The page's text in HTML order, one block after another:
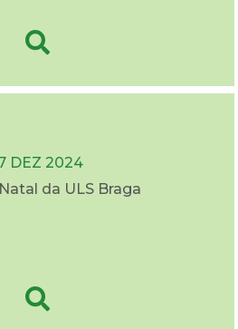
DEZ 2024
da ULS Braga